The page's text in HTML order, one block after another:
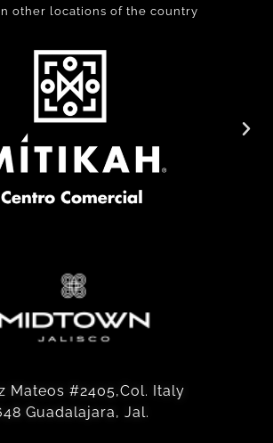
other locations of the country
Mateos #2405,Col. Italy
Guadalajara, Jal.